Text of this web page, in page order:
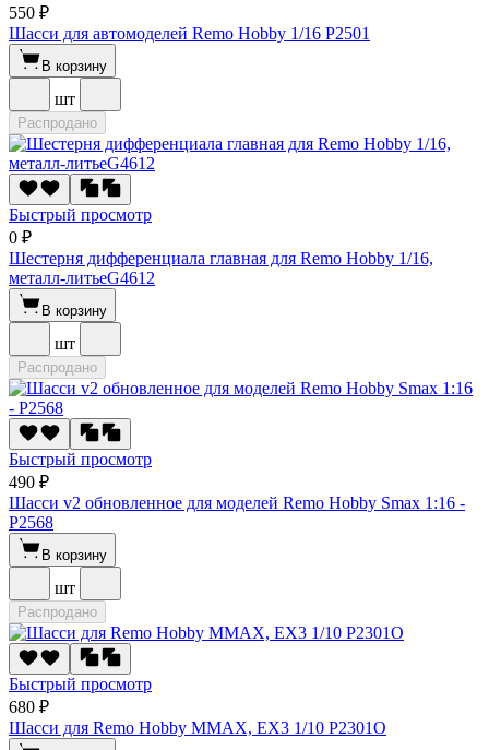
550 ₽
Шасси для автомоделей Remo Hobby 1/16 P2501
В корзину
шт
Распродано
Быстрый просмотр
0 ₽
Шестерня дифференциала главная для Remo Hobby 1/16,
металл-литьеG4612
В корзину
шт
Распродано
Быстрый просмотр
490 ₽
Шасси v2 обновленное для моделей Remo Hobby Smax 1:16 -
P2568
В корзину
шт
Распродано
Быстрый просмотр
680 ₽
Шасси для Remo Hobby MMAX, EX3 1/10 P2301О